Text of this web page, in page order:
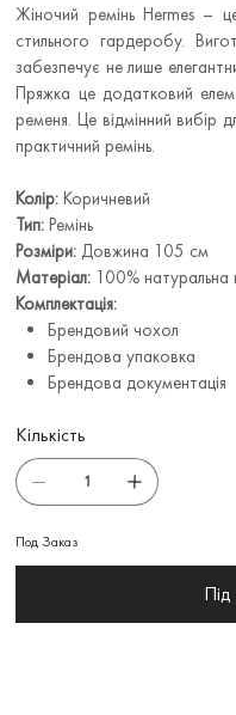
Жіночий ремінь Hermes –
стильного гардеробу.
забезпечує не лише
Пряжка це додатковий
ременя. Це відмінний вибір
практичний ремінь.
Колір: Коричневий
Тип: Ремінь
Розміри: Довжина 105 см
Матеріал: 100% натуральна
Комплектація:
Брендовий чохол
Брендова упаковка
Брендова документація
Кількість
Под Заказ